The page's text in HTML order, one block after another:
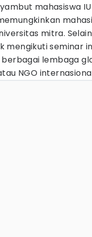
mahasiswa
mitra.
mengikuti seminar
lembaga
NGO